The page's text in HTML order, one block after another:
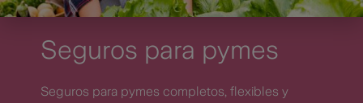
Seguros para pymes
Seguros para pymes completos, flexibles y